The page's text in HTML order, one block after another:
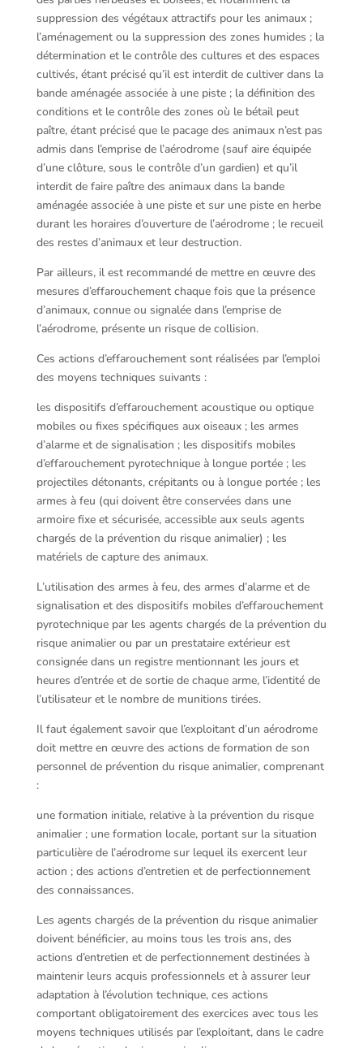
suppression des végétaux attractifs pour les animaux ;
l’aménagement ou la suppression des zones humides ; la
détermination et le contrôle des cultures et des espaces
cultivés, étant précisé qu’il est interdit de cultiver dans la
bande aménagée associée à une piste ; la définition des
conditions et le contrôle des zones où le bétail peut
paître, étant précisé que le pacage des animaux n’est pas
admis dans l’emprise de l’aérodrome (sauf aire équipée
d’une clôture, sous le contrôle d’un gardien) et qu’il
interdit de faire paître des animaux dans la bande
aménagée associée à une piste et sur une piste en herbe
durant les horaires d’ouverture de l’aérodrome ; le recueil
des restes d’animaux et leur destruction.
Par ailleurs, il est recommandé de mettre en œuvre des
mesures d’effarouchement chaque fois que la présence
d’animaux, connue ou signalée dans l’emprise de
l’aérodrome, présente un risque de collision.
Ces actions d’effarouchement sont réalisées par l’emploi
des moyens techniques suivants :
les dispositifs d’effarouchement acoustique ou optique
mobiles ou fixes spécifiques aux oiseaux ; les armes
d’alarme et de signalisation ; les dispositifs mobiles
d’effarouchement pyrotechnique à longue portée ; les
projectiles détonants, crépitants ou à longue portée ; les
armes à feu (qui doivent être conservées dans une
armoire fixe et sécurisée, accessible aux seuls agents
chargés de la prévention du risque animalier) ; les
matériels de capture des animaux.
L’utilisation des armes à feu, des armes d’alarme et de
signalisation et des dispositifs mobiles d’effarouchement
pyrotechnique par les agents chargés de la prévention du
risque animalier ou par un prestataire extérieur est
consignée dans un registre mentionnant les jours et
heures d’entrée et de sortie de chaque arme, l’identité de
l’utilisateur et le nombre de munitions tirées.
Il faut également savoir que l’exploitant d’un aérodrome
doit mettre en œuvre des actions de formation de son
personnel de prévention du risque animalier, comprenant
:
une formation initiale, relative à la prévention du risque
animalier ; une formation locale, portant sur la situation
particulière de l’aérodrome sur lequel ils exercent leur
action ; des actions d’entretien et de perfectionnement
des connaissances.
Les agents chargés de la prévention du risque animalier
doivent bénéficier, au moins tous les trois ans, des
actions d’entretien et de perfectionnement destinées à
maintenir leurs acquis professionnels et à assurer leur
adaptation à l’évolution technique, ces actions
comportant obligatoirement des exercices avec tous les
moyens techniques utilisés par l’exploitant, dans le cadre